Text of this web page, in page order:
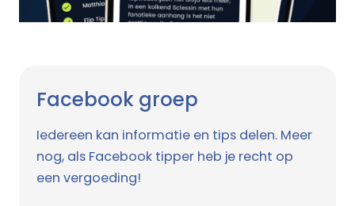
Facebook groep
Iedereen kan informatie en tips delen. Meer
nog, als Facebook tipper heb je recht op
een vergoeding!